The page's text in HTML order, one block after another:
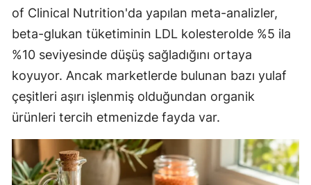
of Clinical Nutrition'da yapılan meta-analizler,
beta-glukan tüketiminin LDL kolesterolde %5 ila
%10 seviyesinde düşüş sağladığını ortaya
koyuyor. Ancak marketlerde bulunan bazı yulaf
çeşitleri aşırı işlenmiş olduğundan organik
ürünleri tercih etmenizde fayda var.